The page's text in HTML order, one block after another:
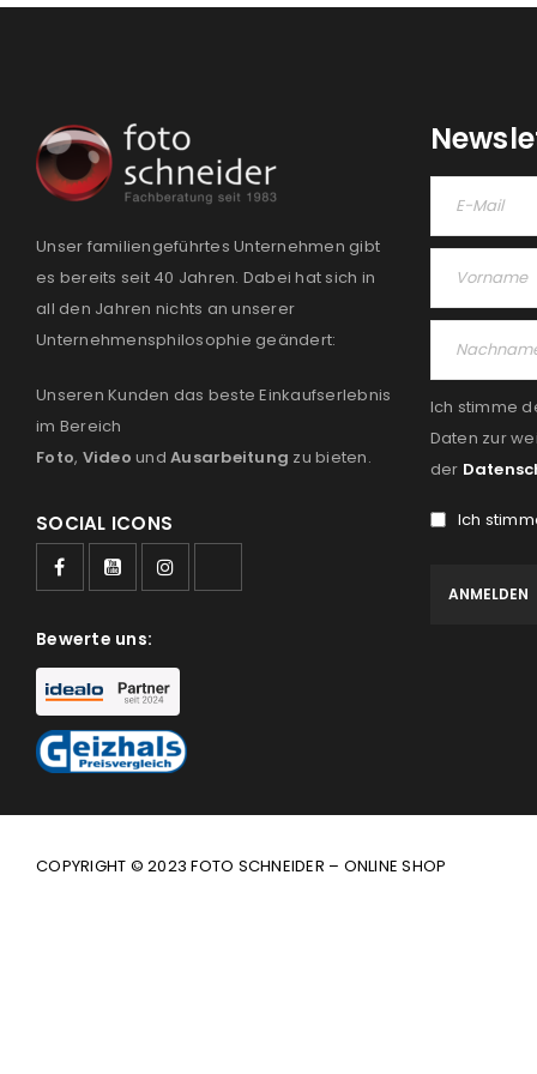
Unser familiengeführtes Unternehmen gibt
es bereits seit 40 Jahren. Dabei hat sich in
all den Jahren nichts an unserer
Unternehmensphilosophie geändert:
Unseren Kunden das beste Einkaufserlebnis
im Bereich
Foto, Video und Ausarbeitung zu bieten.
SOCIAL ICONS
Bewerte uns:
Ich stimme
Daten zur
der
Ich
COPYRIGHT © 2023 FOTO SCHNEIDER – ONLINE SHOP